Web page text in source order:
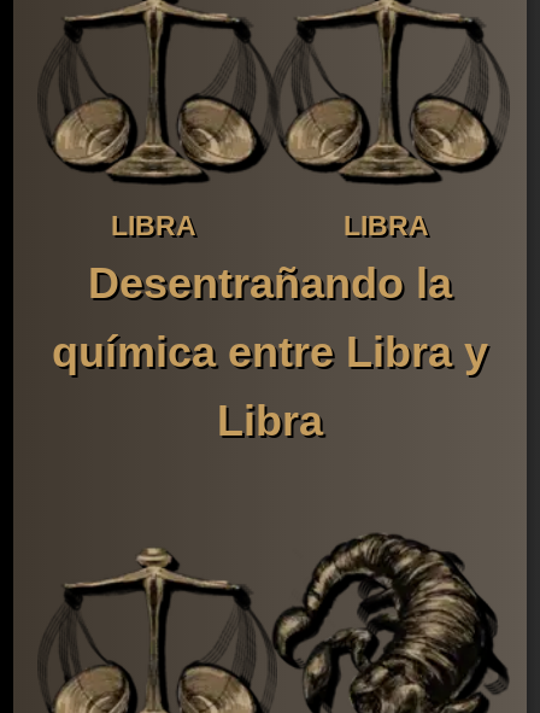
LIBRA LIBRA
Desentrañando la
química entre Libra y
Libra